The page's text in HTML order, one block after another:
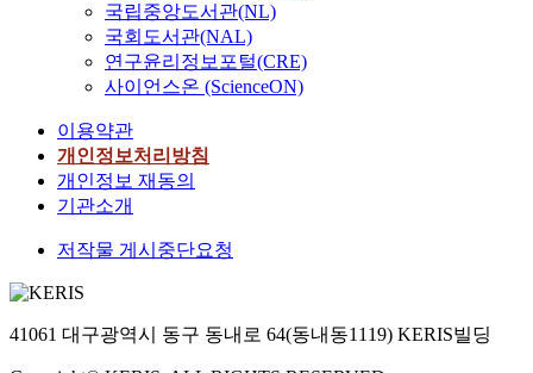
국립중앙도서관(NL)
국회도서관(NAL)
연구윤리정보포털(CRE)
사이언스온 (ScienceON)
이용약관
개인정보처리방침
개인정보 재동의
기관소개
저작물 게시중단요청
41061 대구광역시 동구 동내로 64(동내동1119) KERIS빌딩